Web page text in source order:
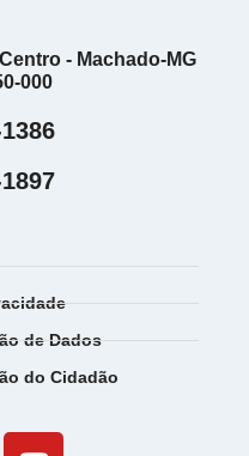
- Machado-MG
000
de Dados
do Cidadão